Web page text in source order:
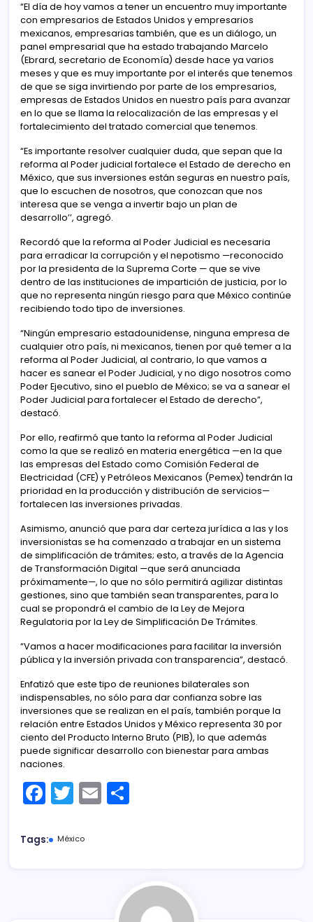
“El día de hoy vamos a tener un encuentro muy importante
con empresarios de Estados Unidos y empresarios
mexicanos, empresarias también, que es un diálogo, un
panel empresarial que ha estado trabajando Marcelo
(Ebrard, secretario de Economía) desde hace ya varios
meses y que es muy importante por el interés que tenemos
de que se siga invirtiendo por parte de los empresarios,
empresas de Estados Unidos en nuestro país para avanzar
en lo que se llama la relocalización de las empresas y el
fortalecimiento del tratado comercial que tenemos.
“Es importante resolver cualquier duda, que sepan que la
reforma al Poder judicial fortalece el Estado de derecho en
México, que sus inversiones están seguras en nuestro país,
que lo escuchen de nosotros, que conozcan que nos
interesa que se venga a invertir bajo un plan de
desarrollo’’, agregó.
Recordó que la reforma al Poder Judicial es necesaria
para erradicar la corrupción y el nepotismo —reconocido
por la presidenta de la Suprema Corte — que se vive
dentro de las instituciones de impartición de justicia, por lo
que no representa ningún riesgo para que México continúe
recibiendo todo tipo de inversiones.
“Ningún empresario estadounidense, ninguna empresa de
cualquier otro país, ni mexicanos, tienen por qué temer a la
reforma al Poder Judicial, al contrario, lo que vamos a
hacer es sanear el Poder Judicial, y no digo nosotros como
Poder Ejecutivo, sino el pueblo de México; se va a sanear el
Poder Judicial para fortalecer el Estado de derecho”,
destacó.
Por ello, reafirmó que tanto la reforma al Poder Judicial
como la que se realizó en materia energética —en la que
las empresas del Estado como Comisión Federal de
Electricidad (CFE) y Petróleos Mexicanos (Pemex) tendrán la
prioridad en la producción y distribución de servicios—
fortalecen las inversiones privadas.
Asimismo, anunció que para dar certeza jurídica a las y los
inversionistas se ha comenzado a trabajar en un sistema
de simplificación de trámites; esto, a través de la Agencia
de Transformación Digital —que será anunciada
próximamente—, lo que no sólo permitirá agilizar distintas
gestiones, sino que también sean transparentes, para lo
cual se propondrá el cambio de la Ley de Mejora
Regulatoria por la Ley de Simplificación De Trámites.
“Vamos a hacer modificaciones para facilitar la inversión
pública y la inversión privada con transparencia”, destacó.
Enfatizó que este tipo de reuniones bilaterales son
indispensables, no sólo para dar confianza sobre las
inversiones que se realizan en el país, también porque la
relación entre Estados Unidos y México representa 30 por
ciento del Producto Interno Bruto (PIB), lo que además
puede significar desarrollo con bienestar para ambas
naciones.
F
c
T
itt
E
ar
tir
Tags: México